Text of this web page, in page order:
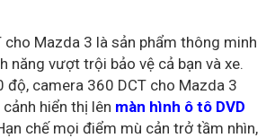
cho Mazda 3 là sản phẩm thông minh
năng vượt trội bảo vệ cả bạn và xe.
độ, camera 360 DCT cho Mazda 3
hiển thị lên màn hình ô tô DVD
chế mọi điểm mù cản trở tầm nhìn,